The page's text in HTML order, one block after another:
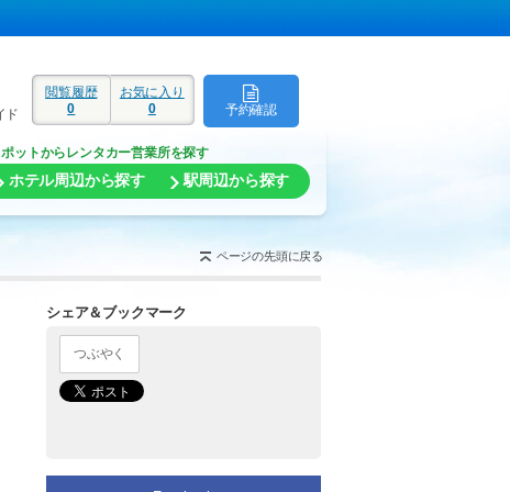
予約確認
閲覧履歴
0
お気に入り
0
ド
ットからレンタカー営業所を探す
ホテル周辺から探す 駅周辺から探す
ページの先頭に戻る
シェア＆ブックマーク